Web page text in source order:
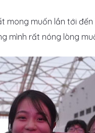
mong muốn lần tới đến
mình rất nóng lòng